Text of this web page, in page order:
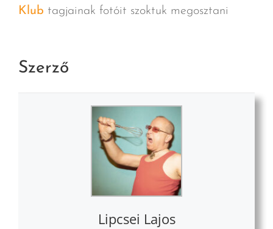
Klub tagjainak fotóit szoktuk megosztani
Szerző
Lipcsei Lajos